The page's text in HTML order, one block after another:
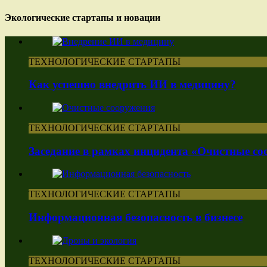
Экологические стартапы и новации
ТЕХНОЛОГИЧЕСКИЕ СТАРТАПЫ
Как успешно внедрить ИИ в медицину?
ТЕХНОЛОГИЧЕСКИЕ СТАРТАПЫ
Заседание в рамках инцидента «Очистные
ТЕХНОЛОГИЧЕСКИЕ СТАРТАПЫ
Информационная безопасность в бизнесе
ТЕХНОЛОГИЧЕСКИЕ СТАРТАПЫ